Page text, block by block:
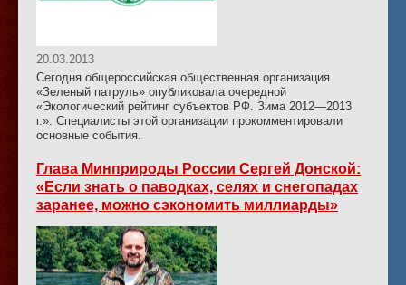
20.03.2013
Сегодня общероссийская общественная организация
«Зеленый патруль» опубликовала очередной
«Экологический рейтинг субъектов РФ. Зима 2012—2013
г.». Специалисты этой организации прокомментировали
основные события.
Глава Минприроды России Сергей Донской:
«Если знать о паводках, селях и снегопадах
заранее, можно сэкономить миллиарды»